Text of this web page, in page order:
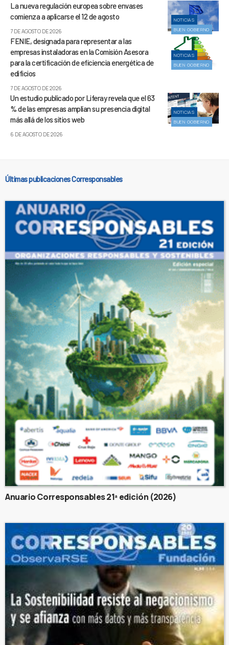
NOTICIAS
BUEN GOBIERNO
La nueva regulación europea sobre envases
comienza a aplicarse el 12 de agosto
7 DE AGOSTO DE 2026
NOTICIAS
BUEN GOBIERNO
FENIE, designada para representar a las
empresas instaladoras en la Comisión Asesora
para la certificación de eficiencia energética de
edificios
7 DE AGOSTO DE 2026
NOTICIAS
BUEN GOBIERNO
Un estudio publicado por Liferay revela que el 63
% de las empresas amplían su presencia digital
más allá de los sitios web
6 DE AGOSTO DE 2026
Últimas publicaciones Corresponsables
Anuario Corresponsables 21ª edición (2026)